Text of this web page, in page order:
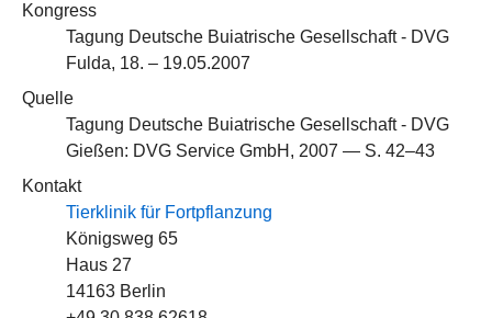
Kongress
Tagung Deutsche Buiatrische Gesellschaft - DVG
Fulda, 18. – 19.05.2007
Quelle
Tagung Deutsche Buiatrische Gesellschaft - DVG
Gießen: DVG Service GmbH, 2007 — S. 42–43
Kontakt
Tierklinik für Fortpflanzung
Königsweg 65
Haus 27
14163 Berlin